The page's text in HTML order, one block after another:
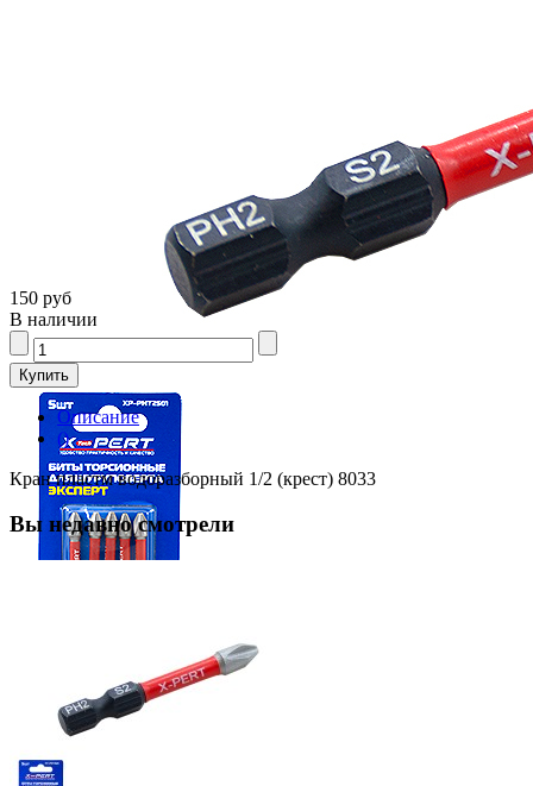
150 руб
В наличии
Описание
()
Кран пластм водоразборный 1/2 (крест) 8033
Вы недавно смотрели